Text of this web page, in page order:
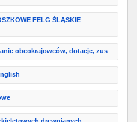
FELG ŚLĄSKIE
obcokrajowców, dotacje, zus